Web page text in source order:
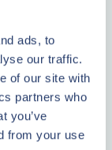
ads, to
our traffic.
of our site with
partners who
you’ve
from your use